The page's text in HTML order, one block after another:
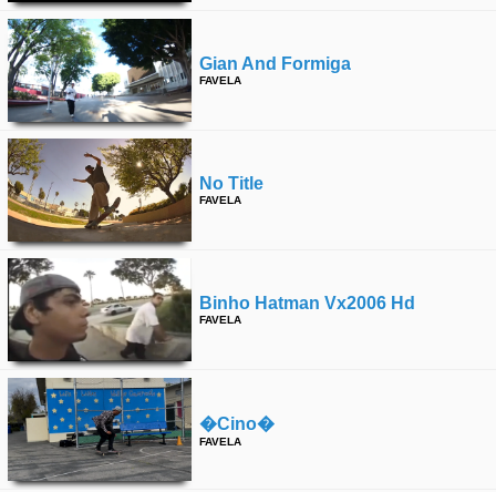
Gian And Formiga
FAVELA
No Title
FAVELA
Binho Hatman Vx2006 Hd
FAVELA
�cino�
FAVELA